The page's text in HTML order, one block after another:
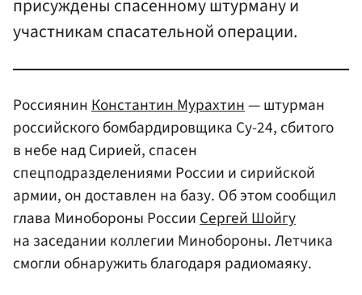
присуждены спасенному штурману и
участникам спасательной операции.
РоссиянинКонстантин Мурахтин— штурман
российского бомбардировщика Су-24, сбитого
в небе над Сирией, спасен
спецподразделениями России и сирийской
армии, он доставлен на базу. Об этом сообщил
глава Минобороны РоссииСергей Шойгу
на заседании коллегии Минобороны. Летчика
смогли обнаружить благодаря радиомаяку.